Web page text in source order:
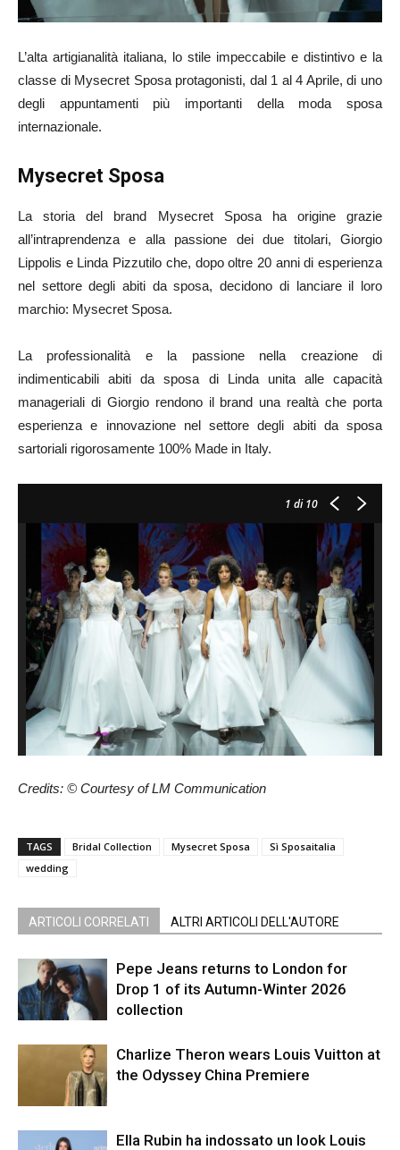
L’alta artigianalità italiana, lo stile impeccabile e distintivo e la
classe di Mysecret Sposa protagonisti, dal 1 al 4 Aprile, di uno
degli appuntamenti più importanti della moda sposa
internazionale.
Mysecret Sposa
La storia del brand Mysecret Sposa ha origine grazie
all’intraprendenza e alla passione dei due titolari, Giorgio
Lippolis e Linda Pizzutilo che, dopo oltre 20 anni di esperienza
nel settore degli abiti da sposa, decidono di lanciare il loro
marchio: Mysecret Sposa.
La professionalità e la passione nella creazione di
indimenticabili abiti da sposa di Linda unita alle capacità
manageriali di Giorgio rendono il brand una realtà che porta
esperienza e innovazione nel settore degli abiti da sposa
sartoriali rigorosamente 100% Made in Italy.
1 di 10
Credits: © Courtesy of LM Communication
TAGS Bridal Collection Mysecret Sposa
Sì Sposaitalia
wedding
ARTICOLI CORRELATI ALTRI ARTICOLI DELL'AUTORE
Pepe Jeans returns to London for
Drop 1 of its Autumn-Winter 2026
collection
Charlize Theron wears Louis Vuitton at
the Odyssey China Premiere
Ella Rubin ha indossato un look Louis